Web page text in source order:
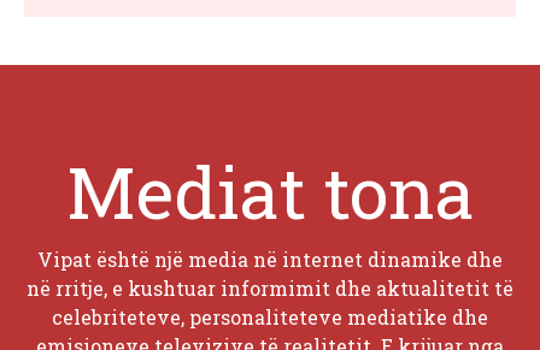
Mediat tona
Vipat është një media në internet dinamike dhe
në rritje, e kushtuar informimit dhe aktualitetit të
celebriteteve, personaliteteve mediatike dhe